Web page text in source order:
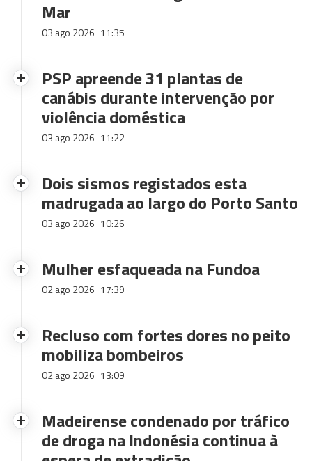
Mar
03 ago 2026 11:35
PSP apreende 31 plantas de
canábis durante intervenção por
violência doméstica
03 ago 2026 11:22
Dois sismos registados esta
madrugada ao largo do Porto Santo
03 ago 2026 10:26
Mulher esfaqueada na Fundoa
02 ago 2026 17:39
Recluso com fortes dores no peito
mobiliza bombeiros
02 ago 2026 13:09
Madeirense condenado por tráfico
de droga na Indonésia continua à